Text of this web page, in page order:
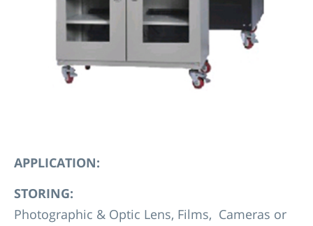
APPLICATION:
STORING:
Photographic & Optic Lens, Films, Cameras or